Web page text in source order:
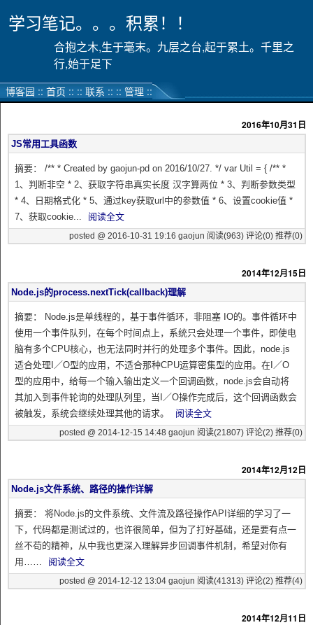
学习笔记。。。积累！！
合抱之木,生于毫末。九层之台,起于累土。千里之
行,始于足下
博客园 :: 首页 :: :: 联系 :: :: 管理 ::
2016年10月31日
JS常用工具函数
摘要： /** * Created by gaojun-pd on 2016/10/27. */ var Util = { /** *
1、判断非空 * 2、获取字符串真实长度 汉字算两位 * 3、判断参数类型
* 4、日期格式化 * 5、通过key获取url中的参数值 * 6、设置cookie值 *
7、获取cookie...
阅读全文
posted @ 2016-10-31 19:16 gaojun 阅读(963) 评论(0) 推荐(0)
2014年12月15日
Node.js的process.nextTick(callback)理解
摘要： Node.js是单线程的，基于事件循环，非阻塞 IO的。事件循环中
使用一个事件队列，在每个时间点上，系统只会处理一个事件，即使电
脑有多个CPU核心，也无法同时并行的处理多个事件。因此，node.js
适合处理I／O型的应用，不适合那种CPU运算密集型的应用。在I／O
型的应用中，给每一个输入输出定义一个回调函数，node.js会自动将
其加入到事件轮询的处理队列里，当I／O操作完成后，这个回调函数会
被触发，系统会继续处理其他的请求。
阅读全文
posted @ 2014-12-15 14:48 gaojun 阅读(21807) 评论(2) 推荐(0)
2014年12月12日
Node.js文件系统、路径的操作详解
摘要： 将Node.js的文件系统、文件流及路径操作API详细的学习了一
下，代码都是测试过的，也许很简单，但为了打好基础，还是要有点一
丝不苟的精神，从中我也更深入理解异步回调事件机制，希望对你有
用……
阅读全文
posted @ 2014-12-12 13:04 gaojun 阅读(41313) 评论(2) 推荐(4)
2014年12月11日